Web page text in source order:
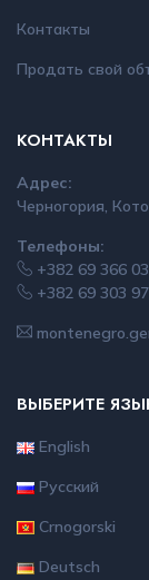
Контакты
Продать свой
КОНТАКТЫ
Адрес:
Черногория,
Телефоны:
+382 69 366
+382 69 303
ВЫБЕРИТЕ
English
Русский
Crnogorski
Deutsch